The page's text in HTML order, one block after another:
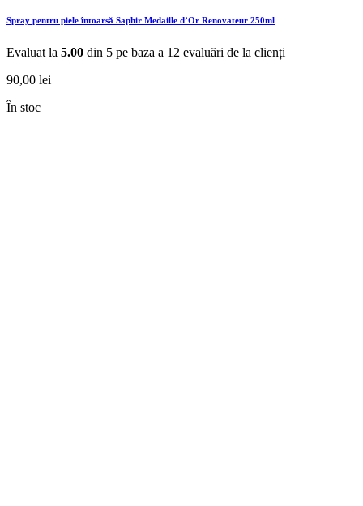
Spray pentru piele întoarsă Saphir Medaille d’Or Renovateur 250ml
Evaluat la 5.00 din 5 pe baza a 12 evaluări de la clienți
90,00 lei
În stoc